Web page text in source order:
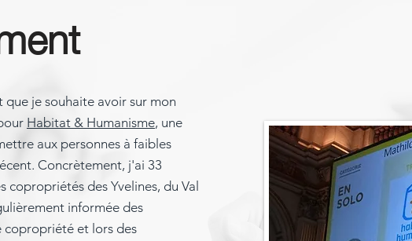
que je souhaite avoir sur mon
Habitat & Humanisme, une
aux personnes à faibles
Concrètement, j'ai 33
des Yvelines, du Val
informée des
copropriété et lors des